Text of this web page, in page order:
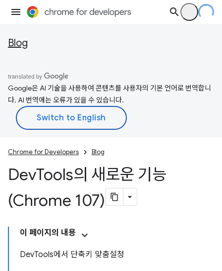
Blog
Google은 AI 기술을 사용하여 콘텐츠를 사용자의 기본 언어로 번역합니
다. AI 번역에는 오류가 있을 수 있습니다.
Chrome for Developers Blog
DevTools의 새로운 기능
(Chrome 107)
이 페이지의 내용
DevTools에서 단축키 맞춤설정